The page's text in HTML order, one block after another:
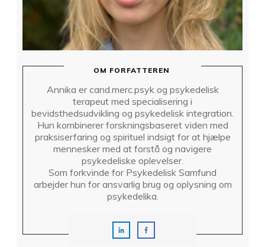
OM FORFATTEREN
Annika er cand.merc.psyk og psykedelisk
terapeut med specialisering i
bevidsthedsudvikling og psykedelisk integration.
Hun kombinerer forskningsbaseret viden med
praksiserfaring og spirituel indsigt for at hjælpe
mennesker med at forstå og navigere
psykedeliske oplevelser.
Som forkvinde for Psykedelisk Samfund
arbejder hun for ansvarlig brug og oplysning om
psykedelika.